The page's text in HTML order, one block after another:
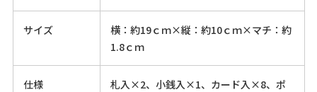
サイズ
横：約19ｃｍ×縦：約10ｃｍ×マチ：約
1.8ｃｍ
仕様
札入×2、小銭入×1、カード入×8、ポ